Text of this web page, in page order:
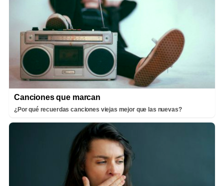
Canciones que marcan
¿Por qué recuerdas canciones viejas mejor que las nuevas?